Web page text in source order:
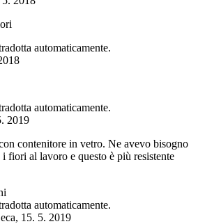
automaticamente.
automaticamente.
2019
contenitore in vetro. Ne avevo bisogno
fiori al lavoro e questo è più resistente
automaticamente.
, 15. 5. 2019